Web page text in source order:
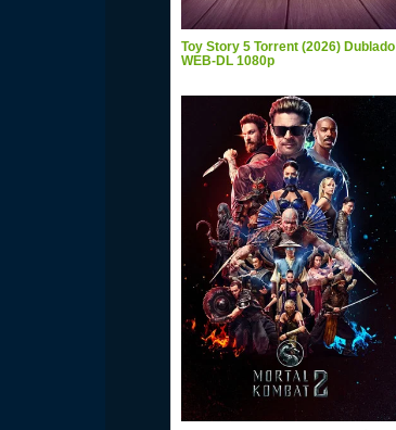
Toy Story 5 Torrent (2026) Dublado
WEB-DL 1080p